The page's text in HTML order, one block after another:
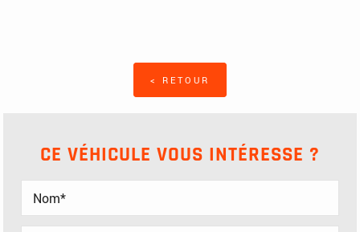
< RETOUR
CE VÉHICULE VOUS INTÉRESSE ?